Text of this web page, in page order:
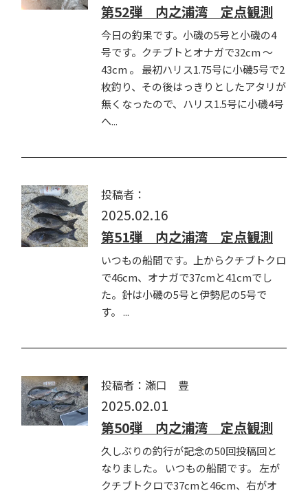
第52弾 内之浦湾 定点観測
今日の釣果です。小磯の5号と小磯の4
号です。クチブトとオナガで32cm ～
43cm 。 最初ハリス1.75号に小磯5号で2
枚釣り、その後はっきりとしたアタリが
無くなったので、ハリス1.5号に小磯4号
へ...
投稿者：
2025.02.16
第51弾 内之浦湾 定点観測
いつもの船間です。上からクチブトクロ
で46cm、オナガで37cmと41cmでし
た。針は小磯の5号と伊勢尼の5号で
す。 ...
投稿者：瀬口 豊
2025.02.01
第50弾 内之浦湾 定点観測
久しぶりの釣行が記念の50回投稿回と
なりました。 いつもの船間です。 左が
クチブトクロで37cmと46cm、右がオ